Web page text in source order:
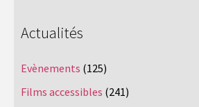
Actualités
Evènements (125)
Films accessibles (241)